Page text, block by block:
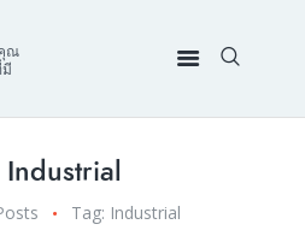
ณ
Industrial
Tag: Industrial